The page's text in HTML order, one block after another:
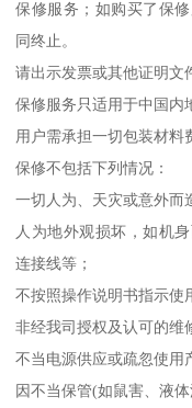
保修服务；如购买了保
同终止。
请出示发票或其他证明文
保修服务只适用于中国内
用户需承担一切包装材料
保修不包括下列情况：
一切人为、天灾或意外而
人为地外观损坏，如机
连接线等；
不按照操作说明书指示使
非经我司授权及认可的维
不当电源供应或疏忽使用
因不当保管(如鼠害、液